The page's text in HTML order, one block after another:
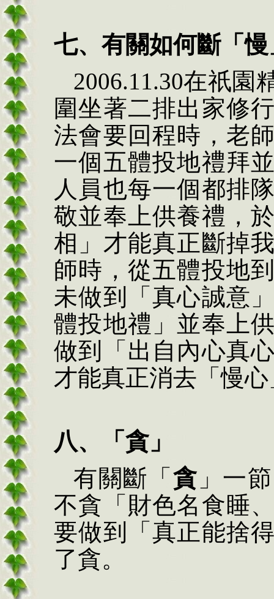
七、有關如何斷「
2006.11.30在祇園
圍坐著二排出家修
法會要回程時，老
一個五體投地禮拜
人員也每一個都排
敬並奉上供養禮，
相」才能真正斷掉
師時，從五體投地
未做到「真心誠意
體投地禮」並奉上
做到「出自內心真
才能真正消去「慢
八、「貪」
有關斷「 貪 」一
不貪「財色名食睡
要做到「真正能捨
了貪。